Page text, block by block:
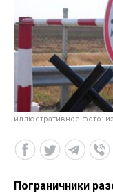
иллюстративное фото:
Пограничники